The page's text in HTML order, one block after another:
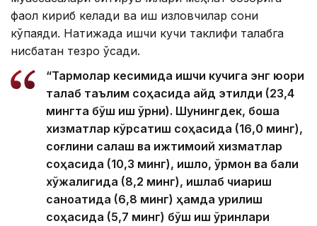
фаол кириб келади ва иш изловчилар сони
кўпаяди. Натижада ишчи кучи таклифи талабга
нисбатан тезроқ ўсади.
“Тармоқлар кесимида ишчи кучига энг юқори
талаб таълим соҳасида қайд этилди (23,4
мингта бўш иш ўрни). Шунингдек, бошқа
хизматлар кўрсатиш соҳасида (16,0 минг),
соғлиқни сақлаш ва ижтимоий хизматлар
соҳасида (10,3 минг), қишлоқ, ўрмон ва балиқ
хўжалигида (8,2 минг), ишлаб чиқариш
саноатида (6,8 минг) ҳамда қурилиш
соҳасида (5,7 минг) бўш иш ўринлари